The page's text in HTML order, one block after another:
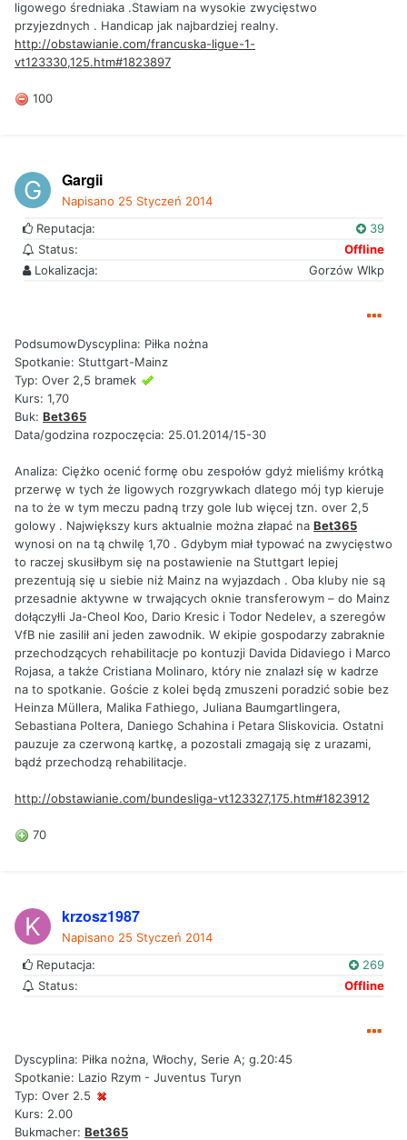
ligowego średniaka .Stawiam na wysokie zwycięstwo
przyjezdnych . Handicap jak najbardziej realny.
http://obstawianie.com/francuska-ligue-1-
vt123330,125.htm#1823897
100
Gargii
Napisano 25 Styczeń 2014
Reputacja:
39
Status:
Offline
Lokalizacja:
Gorzów Wlkp
PodsumowDyscyplina: Piłka nożna
Spotkanie: Stuttgart-Mainz
Typ: Over 2,5 bramek
Kurs: 1,70
Buk: Bet365
Data/godzina rozpoczęcia: 25.01.2014/15-30
Analiza: Ciężko ocenić formę obu zespołów gdyż mieliśmy krótką
przerwę w tych że ligowych rozgrywkach dlatego mój typ kieruje
na to że w tym meczu padną trzy gole lub więcej tzn. over 2,5
golowy . Największy kurs aktualnie można złapać na Bet365
wynosi on na tą chwilę 1,70 . Gdybym miał typować na zwycięstwo
to raczej skusiłbym się na postawienie na Stuttgart lepiej
prezentują się u siebie niż Mainz na wyjazdach . Oba kluby nie są
przesadnie aktywne w trwających oknie transferowym – do Mainz
dołączyłli Ja-Cheol Koo, Dario Kresic i Todor Nedelev, a szeregów
VfB nie zasilił ani jeden zawodnik. W ekipie gospodarzy zabraknie
przechodzących rehabilitacje po kontuzji Davida Didaviego i Marco
Rojasa, a także Cristiana Molinaro, który nie znalazł się w kadrze
na to spotkanie. Goście z kolei będą zmuszeni poradzić sobie bez
Heinza Müllera, Malika Fathiego, Juliana Baumgartlingera,
Sebastiana Poltera, Daniego Schahina i Petara Sliskovicia. Ostatni
pauzuje za czerwoną kartkę, a pozostali zmagają się z urazami,
bądź przechodzą rehabilitacje.
http://obstawianie.com/bundesliga-vt123327,175.htm#1823912
70
krzosz1987
Napisano 25 Styczeń 2014
Reputacja:
269
Status:
Offline
Dyscyplina: Piłka nożna, Włochy, Serie A; g.20:45
Spotkanie: Lazio Rzym - Juventus Turyn
Typ: Over 2.5
Kurs: 2.00
Bukmacher: Bet365